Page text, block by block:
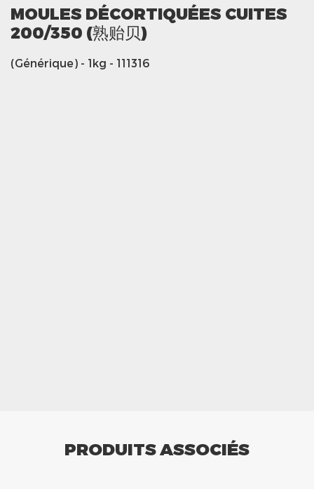
MOULES DÉCORTIQUÉES CUITES
200/350 (熟贻贝)
(Générique) - 1kg - 111316
PRODUITS ASSOCIÉS